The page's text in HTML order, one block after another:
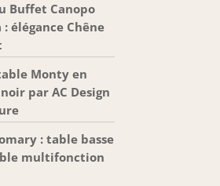
Buffet Canopo
: élégance Chêne
Monty en
par AC Design
: table basse
multifonction